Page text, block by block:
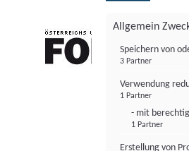
Allgemein
Speichern von
3 Partner
Verwendung
1 Partner
- mit
1 Partner
Erstellung von
FONDS professionell